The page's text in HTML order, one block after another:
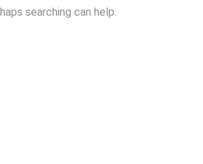
searching can help.